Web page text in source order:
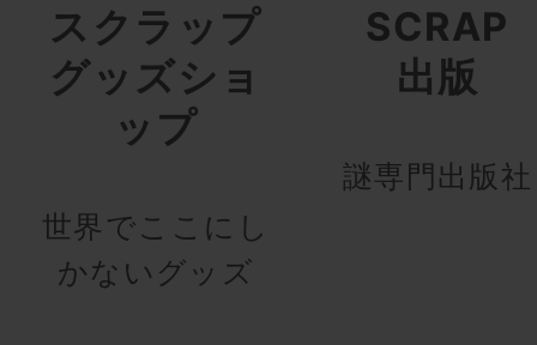
スクラップ
グッズショ
ップ
世界でここにし
かないグッズ
SCRAP
出版
謎専門出版社